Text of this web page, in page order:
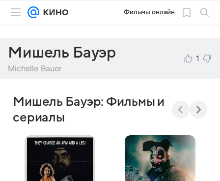
Фильмы онлайн
Мишель Бауэр
Michelle Bauer
1
Мишель Бауэр: Фильмы и
сериалы